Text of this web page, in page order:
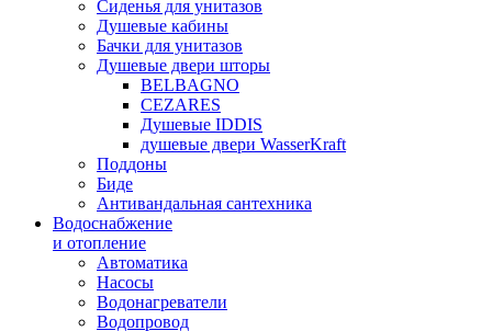
Сиденья для унитазов
Душевые кабины
Бачки для унитазов
Душевые двери шторы
BELBAGNO
CEZARES
Душевые IDDIS
душевые двери WasserKraft
Поддоны
Биде
Антивандальная сантехника
Водоснабжение
и отопление
Автоматика
Насосы
Водонагреватели
Водопровод